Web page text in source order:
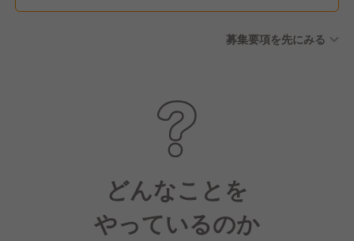
■冬季休暇 ■リフレッシュ休暇
100％) ■結婚休暇(5日) ■MYバ
ースデー休暇(1日) ■介護休暇
■特別休暇 L配偶者が出産する
とき(2日) L本人の父・母・子
の葬儀(7日)
募集要項を先にみる
どんなことを
やっているのか